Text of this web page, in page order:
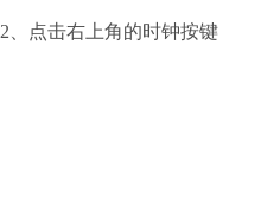
2、点击右上角的时钟按键